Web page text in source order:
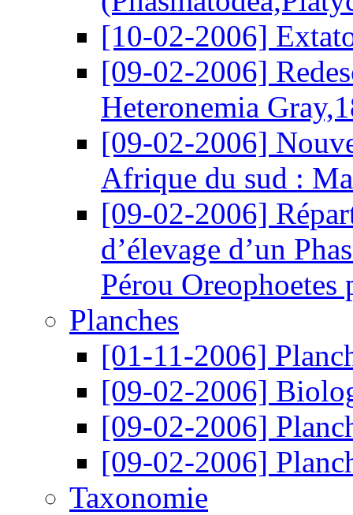
[10-02-2006]
[09-02-2006]
Heteronemia
[09-02-2006]
Afrique du sud :
[09-02-2006]
d’élevage d’un
Pérou Oreophoetes
Planches
[01-11-2006]
[09-02-2006]
[09-02-2006]
[09-02-2006]
Taxonomie